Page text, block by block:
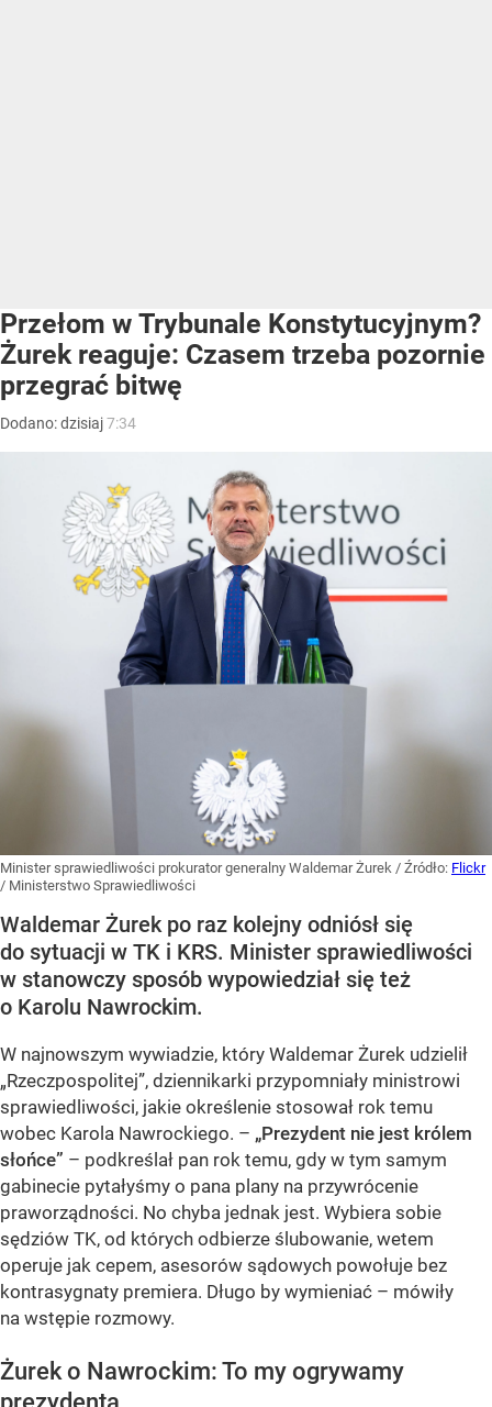
Przełom w Trybunale Konstytucyjnym?
Żurek reaguje: Czasem trzeba pozornie
przegrać bitwę
Dodano:dzisiaj7:34
Minister sprawiedliwości prokurator generalny Waldemar Żurek / Źródło: Flickr
/ Ministerstwo Sprawiedliwości
Waldemar Żurek po raz kolejny odniósł się
do sytuacji w TK i KRS. Minister sprawiedliwości
w stanowczy sposób wypowiedział się też
o Karolu Nawrockim.
W najnowszym wywiadzie, który Waldemar Żurek udzielił
„Rzeczpospolitej”, dziennikarki przypomniały ministrowi
sprawiedliwości, jakie określenie stosował rok temu
wobec Karola Nawrockiego. – „Prezydent nie jest królem
słońce” – podkreślał pan rok temu, gdy w tym samym
gabinecie pytałyśmy o pana plany na przywrócenie
praworządności. No chyba jednak jest. Wybiera sobie
sędziów TK, od których odbierze ślubowanie, wetem
operuje jak cepem, asesorów sądowych powołuje bez
kontrasygnaty premiera. Długo by wymieniać – mówiły
na wstępie rozmowy.
Żurek o Nawrockim: To my ogrywamy